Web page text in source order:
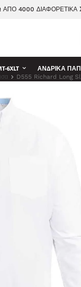
ΑΠΟ 4000
6XLT ΑΝΔΡΙΚΆ
D555 Richard Long